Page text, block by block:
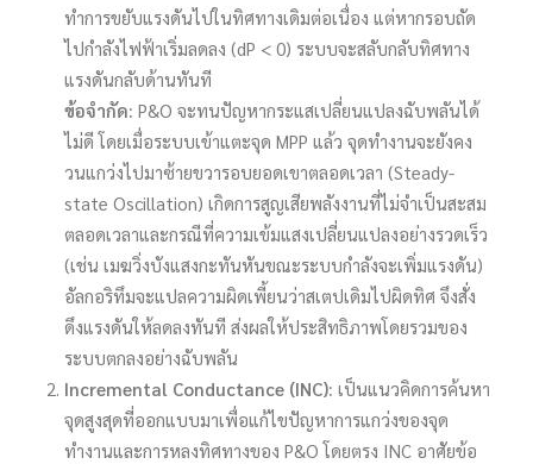
ทำการขยับแรงดันไปในทิศทางเดิมต่อเนื่อง แต่หากรอบถัด
ไปกำลังไฟฟ้าเริ่มลดลง (dP < 0) ระบบจะสลับกลับทิศทาง
แรงดันกลับด้านทันที
ข้อจำกัด: P&O จะทนปัญหากระแสเปลี่ยนแปลงฉับพลันได้
ไม่ดี โดยเมื่อระบบเข้าแตะจุด MPP แล้ว จุดทำงานจะยังคง
วนแกว่งไปมาซ้ายขวารอบยอดเขาตลอดเวลา (Steady-
state Oscillation) เกิดการสูญเสียพลังงานที่ไม่จำเป็นสะสม
ตลอดเวลาและกรณีที่ความเข้มแสงเปลี่ยนแปลงอย่างรวดเร็ว
(เช่น เมฆวิ่งบังแสงกะทันหันขณะระบบกำลังจะเพิ่มแรงดัน)
อัลกอริทึมจะแปลความผิดเพี้ยนว่าสเตปเดิมไปผิดทิศ จึงสั่ง
ดึงแรงดันให้ลดลงทันที ส่งผลให้ประสิทธิภาพโดยรวมของ
ระบบตกลงอย่างฉับพลัน
Incremental Conductance (INC): เป็นแนวคิดการค้นหา
จุดสูงสุดที่ออกแบบมาเพื่อแก้ไขปัญหาการแกว่งของจุด
ทำงานและการหลงทิศทางของ P&O โดยตรง INC อาศัยข้อ